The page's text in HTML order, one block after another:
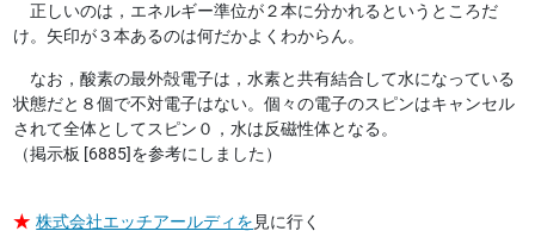
正しいのは，エネルギー準位が２本に分かれるというところだ
け。矢印が３本あるのは何だかよくわからん。
なお，酸素の最外殻電子は，水素と共有結合して水になっている
状態だと８個で不対電子はない。個々の電子のスピンはキャンセル
されて全体としてスピン０，水は反磁性体となる。
（掲示板 [6885]を参考にしました）
★ 株式会社エッチアールディを 見に行く